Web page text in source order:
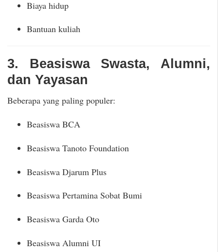
Biaya hidup
Bantuan kuliah
3. Beasiswa Swasta, Alumni,
dan Yayasan
Beberapa yang paling populer:
Beasiswa BCA
Beasiswa Tanoto Foundation
Beasiswa Djarum Plus
Beasiswa Pertamina Sobat Bumi
Beasiswa Garda Oto
Beasiswa Alumni UI